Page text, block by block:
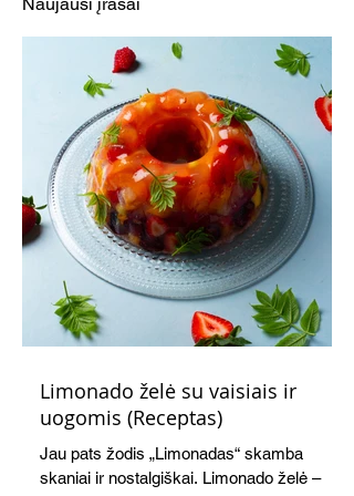
Limonado želė su vaisiais ir
uogomis (Receptas)
Jau pats žodis „Limonadas“ skamba
skaniai ir nostalgiškai. Limonado želė –